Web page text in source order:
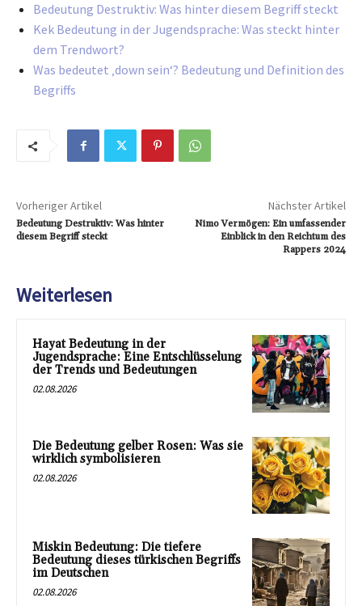
Bedeutung Destruktiv: Was hinter diesem Begriff steckt
Kek Bedeutung in der Jugendsprache: Was steckt hinter
dem Trendwort?
Was bedeutet ‚down sein‘? Bedeutung und Definition des
Begriffs
Vorheriger Artikel
Bedeutung Destruktiv: Was hinter
diesem Begriff steckt
Nächster Artikel
Nimo Vermögen: Ein umfassender
Einblick in den Reichtum des
Rappers 2024
Weiterlesen
Hayat Bedeutung in der
Jugendsprache: Eine Entschlüsselung
der Trends und Bedeutungen
02.08.2026
Die Bedeutung gelber Rosen: Was sie
wirklich symbolisieren
02.08.2026
Miskin Bedeutung: Die tiefere
Bedeutung dieses türkischen Begriffs
im Deutschen
02.08.2026